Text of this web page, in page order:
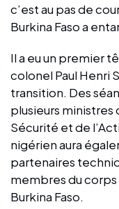
c’est au pas de
Burkina Faso a
Il a eu un premier
colonel Paul Henri
transition. Des
plusieurs ministres
Sécurité et de
nigérien aura
partenaires
membres du
Burkina Faso.